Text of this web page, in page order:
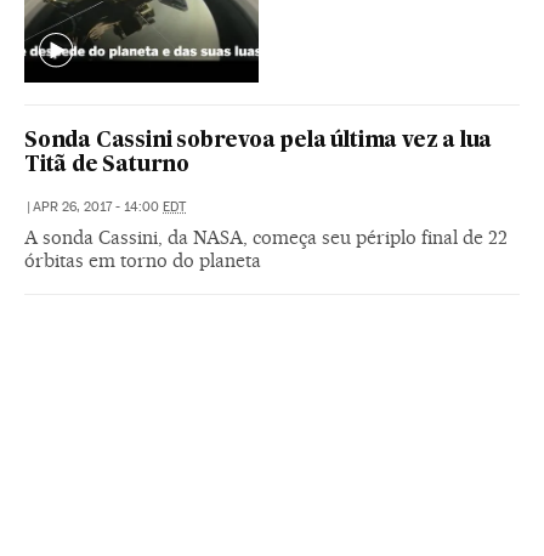
Sonda Cassini sobrevoa pela última vez a lua
Titã de Saturno
| APR 26, 2017 - 14:00 EDT
A sonda Cassini, da NASA, começa seu périplo final de 22
órbitas em torno do planeta